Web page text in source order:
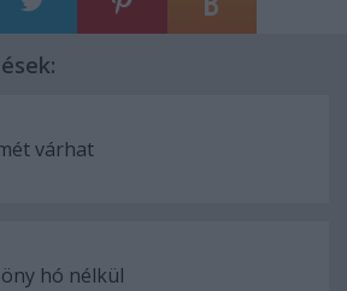
várhat
hó nélkül